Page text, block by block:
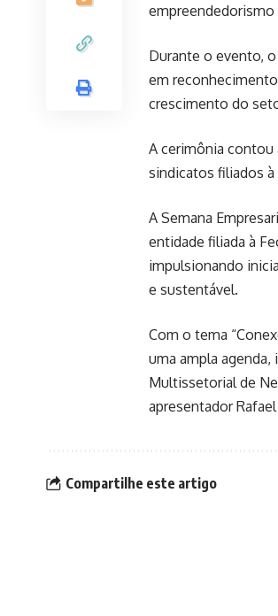
Durante o evento,
em
crescimento do
A cerimônia contou
sindicatos filiados
A Semana
entidade filiada à
impulsionando
e sustentável.
Com o tema
uma ampla
Multissetorial de
apresentador
Compartilhe este artigo